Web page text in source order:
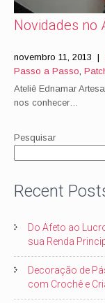
Novidades no
novembro 11, 2013 |
Passo a Passo,
Ateliê Ednamar
nos conhecer…
Pesquisar
Recent
Do Afeto ao
sua Renda
Decoração de
com Crochê e